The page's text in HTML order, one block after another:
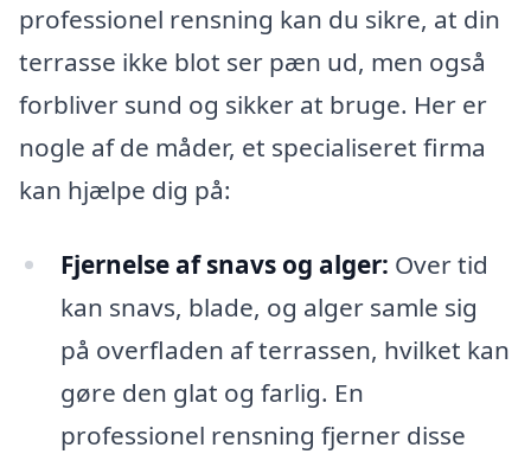
professionel rensning kan du sikre, at din
terrasse ikke blot ser pæn ud, men også
forbliver sund og sikker at bruge. Her er
nogle af de måder, et specialiseret firma
kan hjælpe dig på:
Fjernelse af snavs og alger: Over tid
kan snavs, blade, og alger samle sig
på overfladen af terrassen, hvilket kan
gøre den glat og farlig. En
professionel rensning fjerner disse